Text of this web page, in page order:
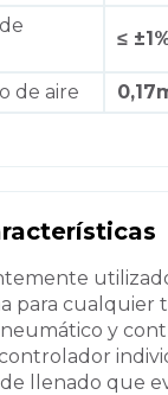
≤
de aire
para cualquier
y
llenado que